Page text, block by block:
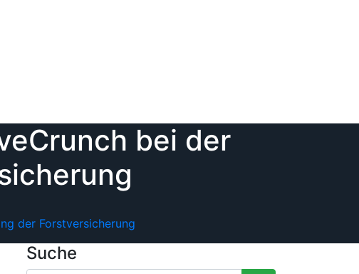
bei der
der Forstversicherung
Suche